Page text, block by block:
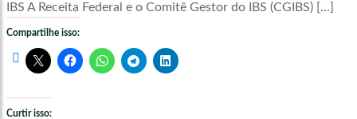
IBS A Receita Federal e o Comitê Gestor do IBS (CGIBS) […]
Compartilhe isso:
Curtir isso: